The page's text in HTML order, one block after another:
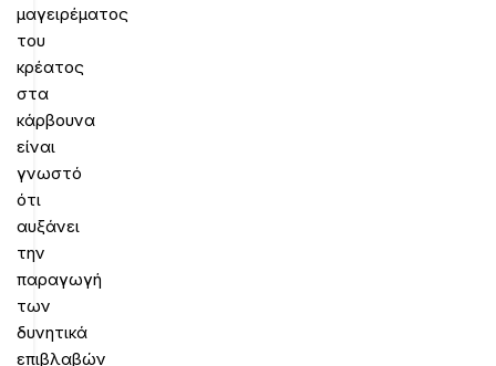
μαγειρέματος
του
κρέατος
στα
κάρβουνα
είναι
γνωστό
ότι
αυξάνει
την
παραγωγή
των
δυνητικά
επιβλαβών